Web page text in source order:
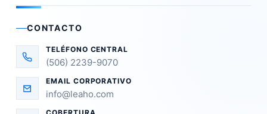
CONTACTO
TELÉFONO CENTRAL
(506) 2239-9070
EMAIL CORPORATIVO
info@leaho.com